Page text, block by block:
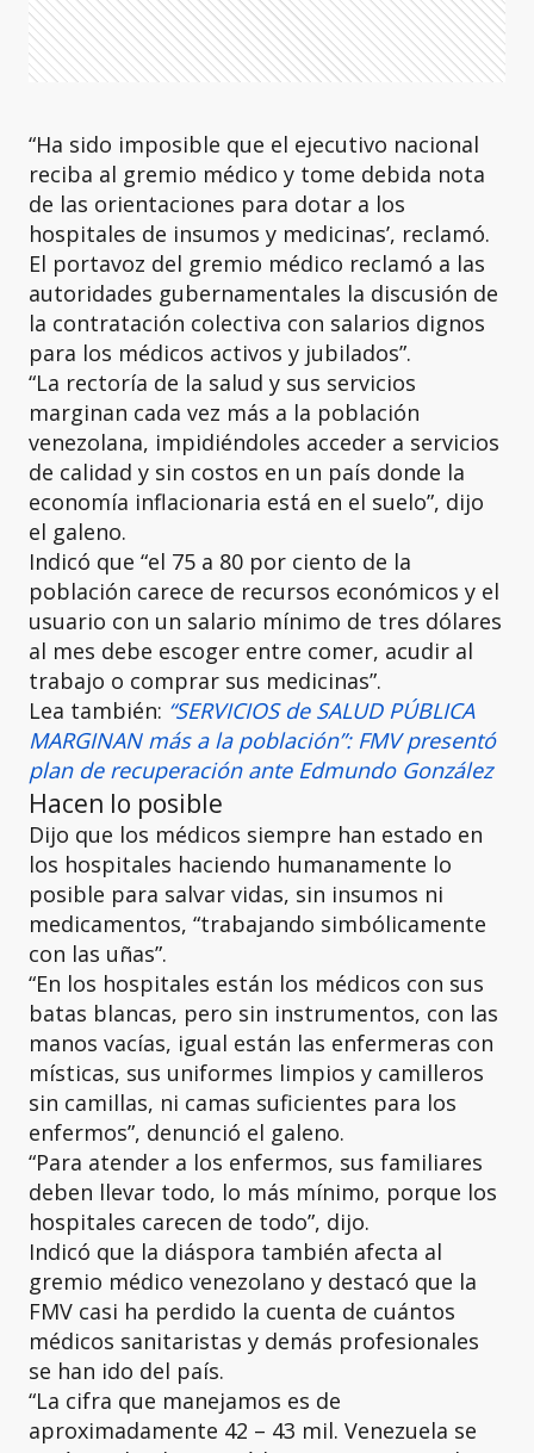
“Ha sido imposible que el ejecutivo nacional
reciba al gremio médico y tome debida nota
de las orientaciones para dotar a los
hospitales de insumos y medicinas’, reclamó.
El portavoz del gremio médico reclamó a las
autoridades gubernamentales la discusión de
la contratación colectiva con salarios dignos
para los médicos activos y jubilados”.
“La rectoría de la salud y sus servicios
marginan cada vez más a la población
venezolana, impidiéndoles acceder a servicios
de calidad y sin costos en un país donde la
economía inflacionaria está en el suelo”, dijo
el galeno.
Indicó que “el 75 a 80 por ciento de la
población carece de recursos económicos y el
usuario con un salario mínimo de tres dólares
al mes debe escoger entre comer, acudir al
trabajo o comprar sus medicinas”.
Lea también: “SERVICIOS de SALUD PÚBLICA
MARGINAN más a la población”: FMV presentó
plan de recuperación ante Edmundo González
Hacen lo posible
Dijo que los médicos siempre han estado en
los hospitales haciendo humanamente lo
posible para salvar vidas, sin insumos ni
medicamentos, “trabajando simbólicamente
con las uñas”.
“En los hospitales están los médicos con sus
batas blancas, pero sin instrumentos, con las
manos vacías, igual están las enfermeras con
místicas, sus uniformes limpios y camilleros
sin camillas, ni camas suficientes para los
enfermos”, denunció el galeno.
“Para atender a los enfermos, sus familiares
deben llevar todo, lo más mínimo, porque los
hospitales carecen de todo”, dijo.
Indicó que la diáspora también afecta al
gremio médico venezolano y destacó que la
FMV casi ha perdido la cuenta de cuántos
médicos sanitaristas y demás profesionales
se han ido del país.
“La cifra que manejamos es de
aproximadamente 42 – 43 mil. Venezuela se